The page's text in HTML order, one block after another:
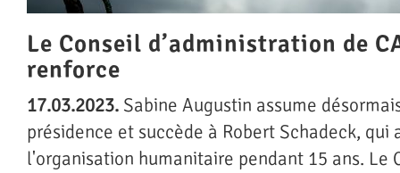
Le Conseil d’administration de
renforce
17.03.2023. Sabine Augustin assume
présidence et succède à Robert Schadeck, qui
l'organisation humanitaire pendant 15 ans. Le